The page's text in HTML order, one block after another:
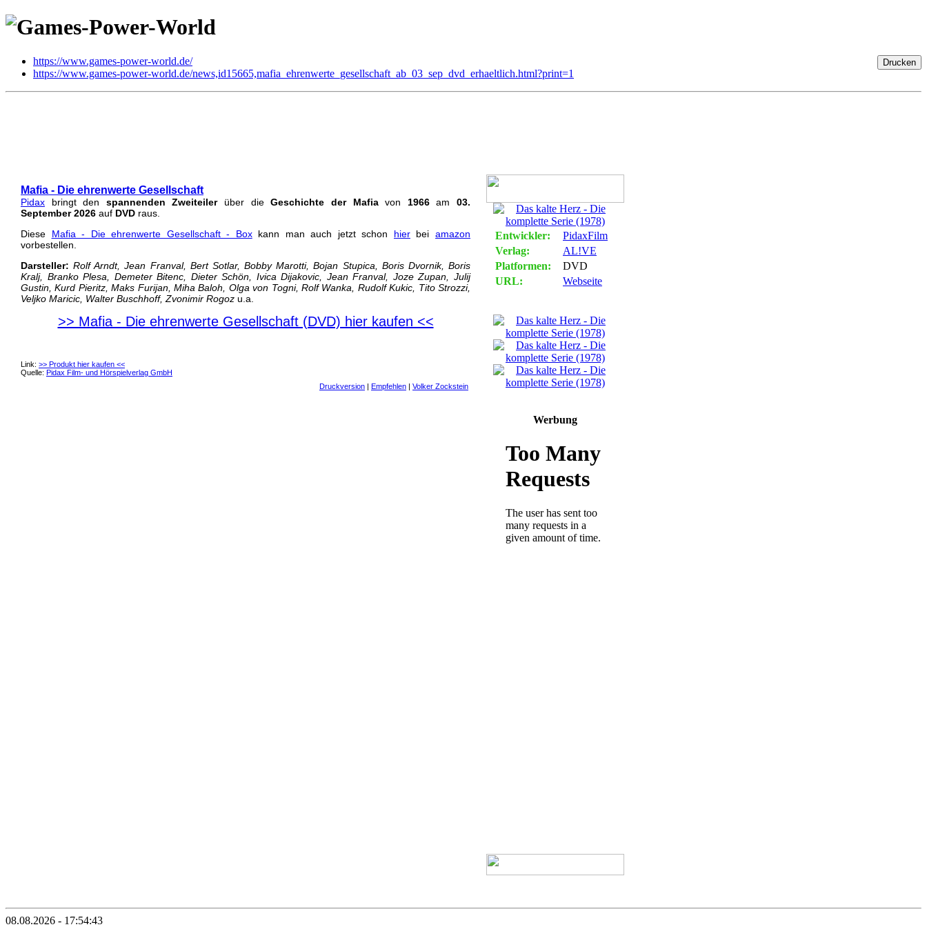
https://www.games-power-world.de/
https://www.games-power-world.de/news,id15665,mafia_ehrenwerte_gesellschaft_ab_03_sep_dvd_erhaeltlich.html?print=1
Mafia - Die ehrenwerte Gesellschaft
Pidax bringt den spannenden Zweiteiler über dieGeschichte der Mafiavon 1966am03.
September 2026 auf DVD raus.
Diese Mafia - Die ehrenwerte Gesellschaft - Boxkann man auch jetzt schon hierbeiamazon
vorbestellen.
Darsteller: Rolf Arndt, Jean Franval, Bert Sotlar, Bobby Marotti, Bojan Stupica, Boris Dvornik, Boris
Kralj, Branko Plesa, Demeter Bitenc, Dieter Schön, Ivica Dijakovic, Jean Franval, Joze Zupan, Julij
Gustin, Kurd Pieritz, Maks Furijan, Miha Baloh, Olga von Togni, Rolf Wanka, Rudolf Kukic, Tito Strozzi,
Veljko Maricic, Walter Buschhoff, Zvonimir Rogoz u.a.
>> Mafia - Die ehrenwerte Gesellschaft (DVD) hier kaufen <<
Link: >> Produkt hier kaufen <<
Quelle: Pidax Film- und Hörspielverlag GmbH
Druckversion | Empfehlen | Volker Zockstein
Entwickler:
PidaxFilm
Verlag:
AL!VE
Platformen:
DVD
URL:
Webseite
Werbung
08.08.2026 - 17:54:43